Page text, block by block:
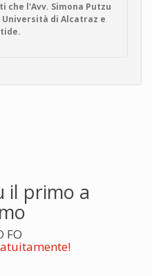
l'Avv. Simona Putzu
di Alcatraz e
il primo a
FO